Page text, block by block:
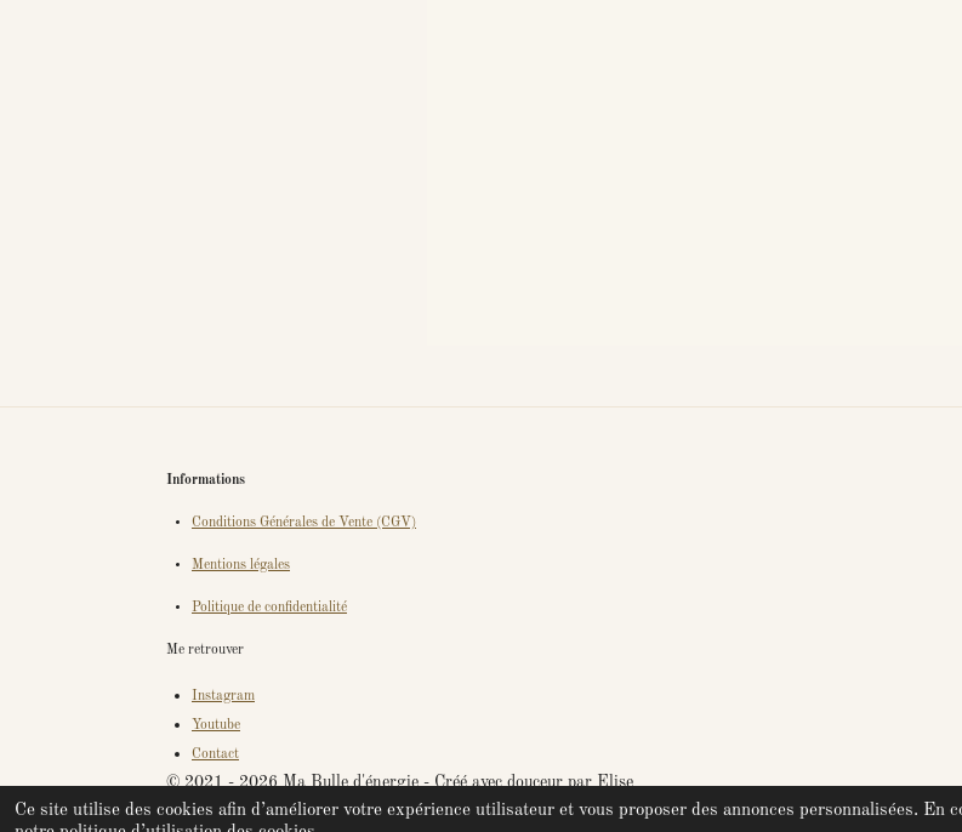
Ce site utilise des cookies afin d’améliorer votre expérience utilisateur et vous proposer des annonces personnalisées.
Informations
Conditions Générales de Vente (CGV)
Mentions légales
Politique de confidentialité
Me retrouver
Instagram
Youtube
Contact
© 2021 - 2026 Ma Bulle d'énergie - Créé avec douceur par Elise